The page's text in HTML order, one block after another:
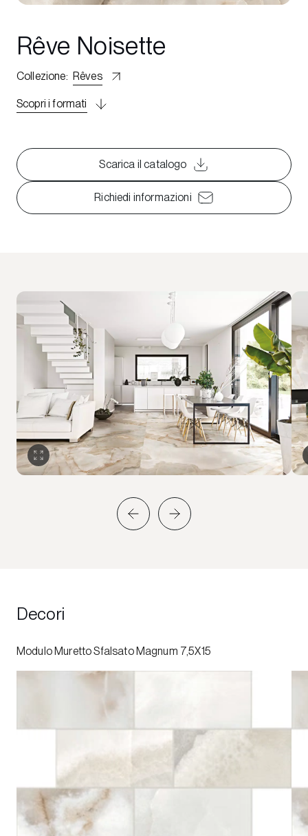
Rêve Noisette
Collezione: Rêves
Scopri i formati
Scarica il catalogo
Richiedi informazioni
Decori
Modulo Muretto Sfalsato Magnum 7,5X15